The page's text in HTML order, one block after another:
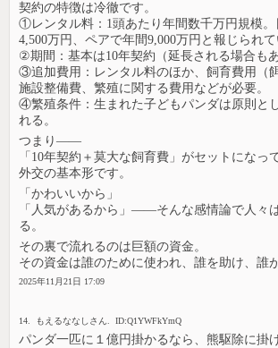
契約の特徴は冷徹です。
①レンタル料：1頭あたり年間数千万円規模。
4,500万円、ペアで年間9,000万円と報じられて
②期間：基本は10年契約（延長される場合もあ
③追加費用：レンタル料のほか、飼育費用（
施設整備費、繁殖に関する費用などが必要。
④繁殖条件：生まれた子どもパンダは原則と
れる。
つまり――
「10年契約＋莫大な飼育費」がセットになっ
外交の基本形です。
「かわいいから」
「人気があるから」――そんな感情論で人々
る。
その裏で流れるのは巨額の資金。
その資金は誰のために使われ、誰を助け、誰
2025年11月21日 17:09
14. もえるななしさん. ID:Q1YWFkYmQ
パンダ一匹に１億円掛かるなら、熊駆除に